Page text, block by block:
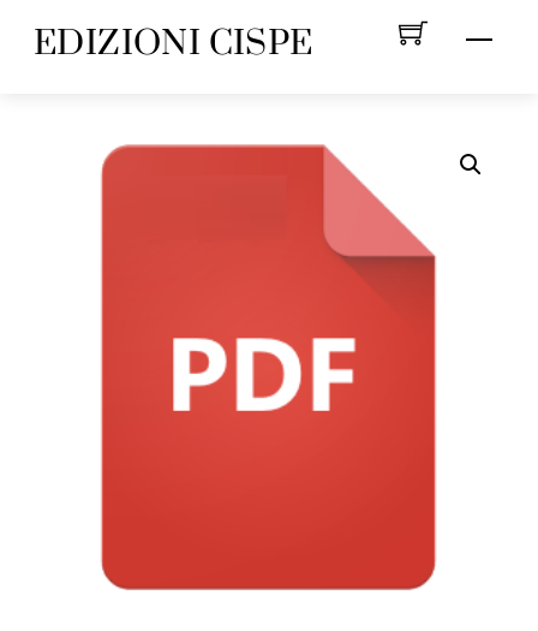
Menu
EDIZIONI CISPE